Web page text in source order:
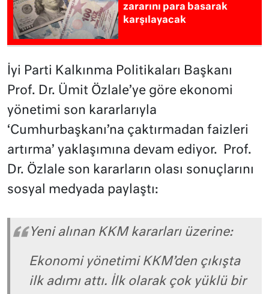
zararını para basarak
karşılayacak
İyi Parti Kalkınma Politikaları Başkanı
Prof. Dr. Ümit Özlale’ye göre ekonomi
yönetimi son kararlarıyla
‘Cumhurbaşkanı’na çaktırmadan faizleri
artırma’ yaklaşımına devam ediyor. Prof.
Dr. Özlale son kararların olası sonuçlarını
sosyal medyada paylaştı:
Yeni alınan KKM kararları üzerine:
Ekonomi yönetimi KKM’den çıkışta
ilk adımı attı. İlk olarak çok yüklü bir